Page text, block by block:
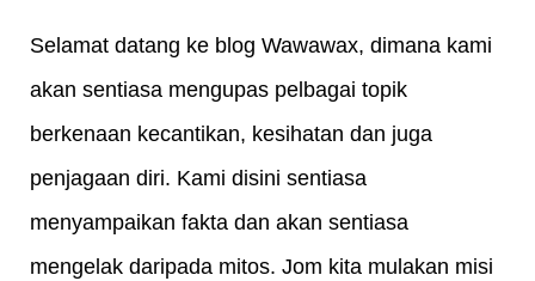
Selamat datang ke blog Wawawax, dimana kami
akan sentiasa mengupas pelbagai topik
berkenaan kecantikan, kesihatan dan juga
penjagaan diri. Kami disini sentiasa
menyampaikan fakta dan akan sentiasa
mengelak daripada mitos. Jom kita mulakan misi